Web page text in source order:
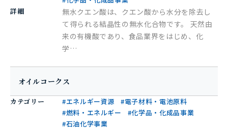
詳細
無水クエン酸は、クエン酸から水分を除去し
て得られる結晶性の無水化合物です。 天然由
来の有機酸であり、食品業界をはじめ、化
学…
オイルコークス
カテゴリー #エネルギー資源
#電子材料・電池原料
#燃料・エネルギー
#化学品・化成品事業
#石油化学事業